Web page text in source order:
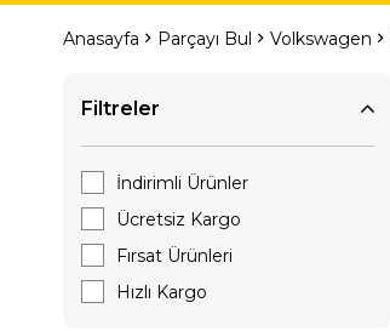
Anasayfa Parçayı Bul Volkswagen
Filtreler
İndirimli Ürünler
Ücretsiz Kargo
Fırsat Ürünleri
Hızlı Kargo